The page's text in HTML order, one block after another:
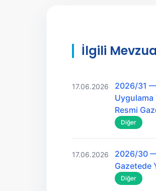
İlgili
17.06.2026
2026/31 —
Uygulama
Resmi
Diğer
17.06.2026
2026/30 —
Gazetede
Diğer